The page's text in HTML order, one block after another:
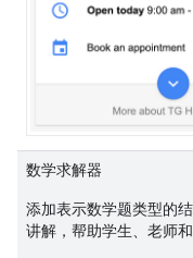
数学求解器
添加表示数学题类型的
讲解，帮助学生、老师